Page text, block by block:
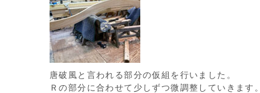
唐破風と言われる部分の仮組を行いました。
Ｒの部分に合わせて少しずつ微調整していきます。